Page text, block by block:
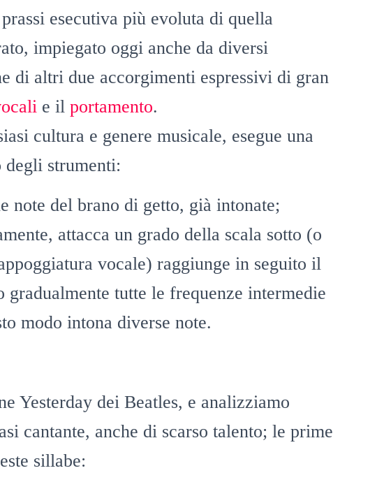
esecutiva più evoluta di quella
impiegato oggi anche da diversi
di altri due accorgimenti espressivi di gran
e il portamento.
cultura e genere musicale, esegue una
degli strumenti:
note del brano di getto, già intonate;
attacca un grado della scala sotto (o
vocale) raggiunge in seguito il
gradualmente tutte le frequenze intermedie
modo intona diverse note.
Yesterday dei Beatles, e analizziamo
cantante, anche di scarso talento; le prime
sillabe: